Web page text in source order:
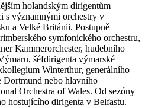
holandským dirigentům
s významnými orchestry v
a Velké Británii. Postupně
symfonického orchestru,
Kammerorchester, hudebního
šéfdirigenta výmarské
Winterthur, generálního
Dortmund nebo hlavního
Orchestra of Wales. Od sezóny
hostujícího dirigenta v Belfastu.